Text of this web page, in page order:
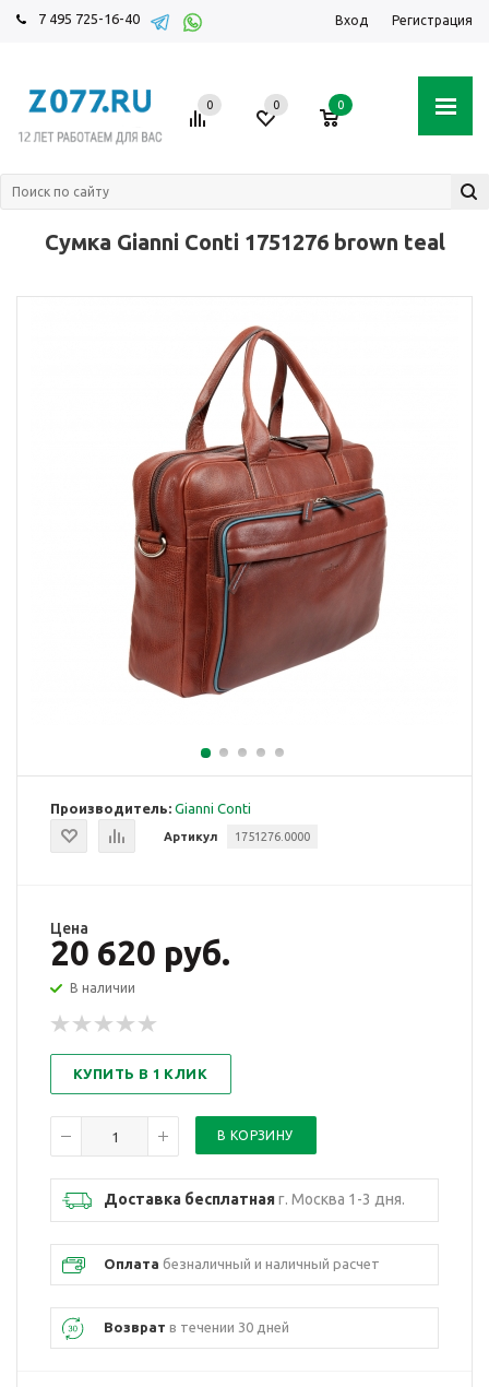
7 495 725-16-40 Вход Регистрация
0 0 0
Сумка Gianni Conti 1751276 brown teal
Производитель: Gianni Conti
Артикул 1751276.0000
Цена
20 620 руб.
В наличии
КУПИТЬ В 1 КЛИК
Доставка бесплатнаяг. Москва 1-3 дня.
Оплата безналичный и наличный расчет
Возврат в течении 30 дней